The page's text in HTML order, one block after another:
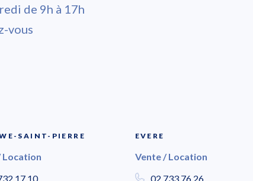
de 9h à 17h
vous
SAINT-PIERRE
Location
17 10
EVERE
Vente / Location
02 733 76 26